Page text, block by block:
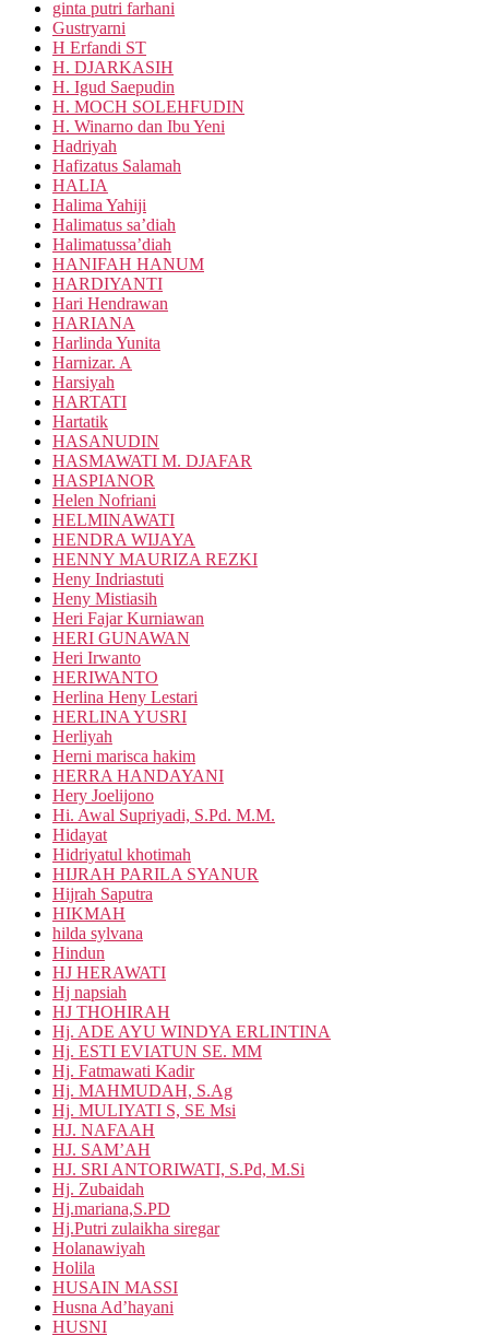
ginta putri farhani
Gustryarni
H Erfandi ST
H. DJARKASIH
H. Igud Saepudin
H. MOCH SOLEHFUDIN
H. Winarno dan Ibu Yeni
Hadriyah
Hafizatus Salamah
HALIA
Halima Yahiji
Halimatus sa’diah
Halimatussa’diah
HANIFAH HANUM
HARDIYANTI
Hari Hendrawan
HARIANA
Harlinda Yunita
Harnizar. A
Harsiyah
HARTATI
Hartatik
HASANUDIN
HASMAWATI M. DJAFAR
HASPIANOR
Helen Nofriani
HELMINAWATI
HENDRA WIJAYA
HENNY MAURIZA REZKI
Heny Indriastuti
Heny Mistiasih
Heri Fajar Kurniawan
HERI GUNAWAN
Heri Irwanto
HERIWANTO
Herlina Heny Lestari
HERLINA YUSRI
Herliyah
Herni marisca hakim
HERRA HANDAYANI
Hery Joelijono
Hi. Awal Supriyadi, S.Pd. M.M.
Hidayat
Hidriyatul khotimah
HIJRAH PARILA SYANUR
Hijrah Saputra
HIKMAH
hilda sylvana
Hindun
HJ HERAWATI
Hj napsiah
HJ THOHIRAH
Hj. ADE AYU WINDYA ERLINTINA
Hj. ESTI EVIATUN SE. MM
Hj. Fatmawati Kadir
Hj. MAHMUDAH, S.Ag
Hj. MULIYATI S, SE Msi
HJ. NAFAAH
HJ. SAM’AH
HJ. SRI ANTORIWATI, S.Pd, M.Si
Hj. Zubaidah
Hj.mariana,S.PD
Hj.Putri zulaikha siregar
Holanawiyah
Holila
HUSAIN MASSI
Husna Ad’hayani
HUSNI